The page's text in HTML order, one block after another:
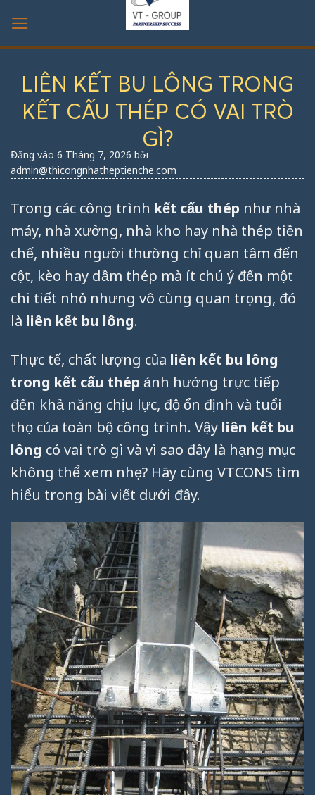
qua
nội
LIÊN KẾT BU LÔNG TRONG
KẾT CẤU THÉP CÓ VAI TRÒ
GÌ?
Đăng vào 6 Tháng 7, 2026 bởi
admin@thicongnhatheptienche.com
Trong các công trình kết cấu thép như nhà
máy, nhà xưởng, nhà kho hay nhà thép tiền
chế, nhiều người thường chỉ quan tâm đến
cột, kèo hay dầm thép mà ít chú ý đến một
chi tiết nhỏ nhưng vô cùng quan trọng, đó
là liên kết bu lông.
Thực tế, chất lượng của liên kết bu lông
trong kết cấu thép ảnh hưởng trực tiếp
đến khả năng chịu lực, độ ổn định và tuổi
thọ của toàn bộ công trình. Vậy liên kết bu
lông có vai trò gì và vì sao đây là hạng mục
không thể xem nhẹ? Hãy cùng VTCONS tìm
hiểu trong bài viết dưới đây.